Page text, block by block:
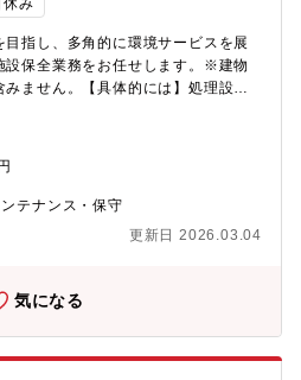
休み
目指し、多角的に環境サービスを展
設保全業務をお任せします。※建物
ません。【具体的には】処理設備
い、工場の安定稼働を支える役割
ス溶接のスキルを活かし、焼却炉の
備の保全計画やメンテナンスマニュ
な設備管理を推進していただきま
企業」を企業理念とし、主に6つの分
持っており当社のニーズは拡大中で
誇り財務基盤も安定しているので安
テナンス・保守
更新日 2026.03.04
気になる